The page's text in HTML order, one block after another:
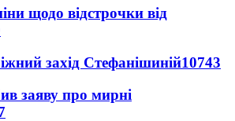
щодо відстрочки від
захід Стефанішиній10743
заяву про мирні